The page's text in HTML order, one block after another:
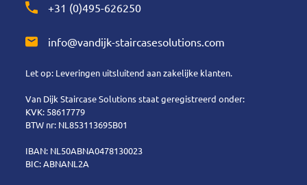
+31 (0)495-626250
info@vandijk-staircasesolutions.com
Let op: Leveringen uitsluitend aan zakelijke klanten.
Van Dijk Staircase Solutions staat geregistreerd onder:
KVK: 58617779
BTW nr: NL853113695B01
IBAN: NL50ABNA0478130023
BIC: ABNANL2A